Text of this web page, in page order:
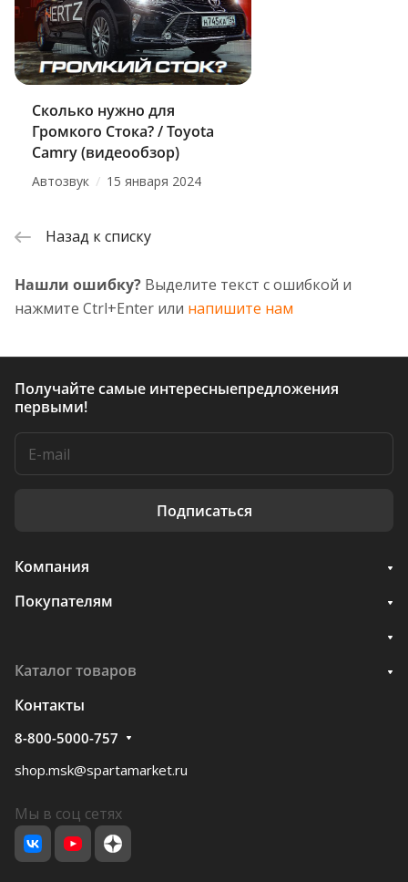
Сколько нужно для
Громкого Стока? / Toyota
Camry (видеообзор)
Автозвук / 15 января 2024
Назад к списку
Нашли ошибку? Выделите текст с ошибкой и
нажмите Ctrl+Enter или напишите нам
Получайте самые интересныепредложения
первыми!
Подписаться
Компания
Покупателям
Каталог товаров
Контакты
8-800-5000-757
shop.msk@spartamarket.ru
Мы в соц сетях